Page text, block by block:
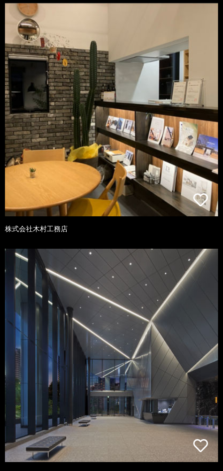
株式会社木村工務店